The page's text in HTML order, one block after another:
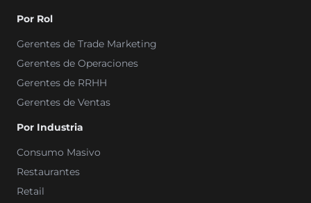
Por Rol
Gerentes de Trade Marketing
Gerentes de Operaciones
Gerentes de RRHH
Gerentes de Ventas
Por Industria
Consumo Masivo
Restaurantes
Retail